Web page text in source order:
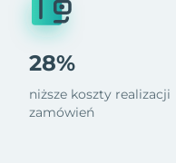
28%
niższe koszty realizacji
zamówień